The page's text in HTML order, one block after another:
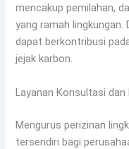
mencakup pemilahan,
yang ramah lingkungan.
dapat berkontribusi
jejak karbon.
Layanan Konsultasi dan
Mengurus perizinan
tersendiri bagi